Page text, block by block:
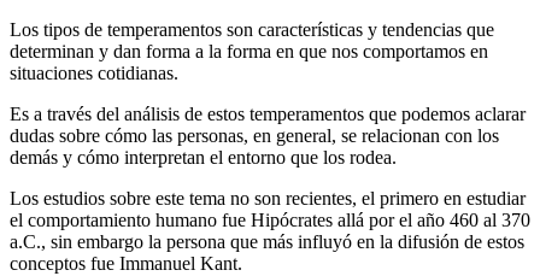
Los tipos de temperamentos son características y tendencias que
determinan y dan forma a la forma en que nos comportamos en
situaciones cotidianas.
Es a través del análisis de estos temperamentos que podemos aclarar
dudas sobre cómo las personas, en general, se relacionan con los
demás y cómo interpretan el entorno que los rodea.
Los estudios sobre este tema no son recientes, el primero en estudiar
el comportamiento humano fue Hipócrates allá por el año 460 al 370
a.C., sin embargo la persona que más influyó en la difusión de estos
conceptos fue Immanuel Kant.